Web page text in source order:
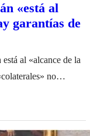
«está al
garantías de
al «alcance de la
no